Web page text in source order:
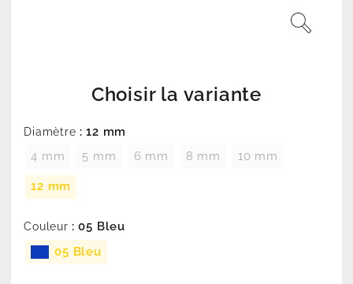
Choisir la variante
Diamètre : 12 mm
4 mm
5 mm 6 mm 8 mm 10 mm
12 mm
Couleur : 05 Bleu
05 Bleu